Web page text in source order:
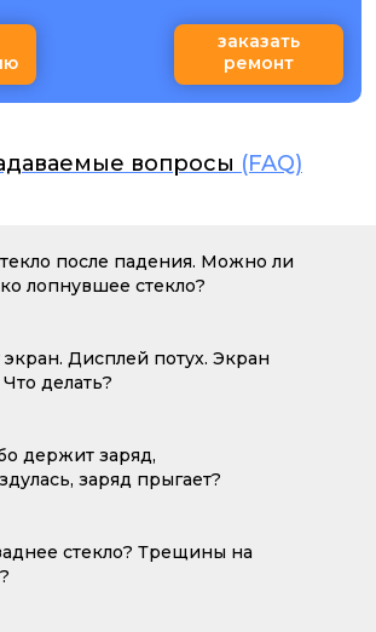
заказать
ремонт
вопросы (FAQ)
после падения. Можно ли
лопнувшее стекло?
экран. Дисплей потух. Экран
делать?
держит заряд,
заряд прыгает?
стекло? Трещины на